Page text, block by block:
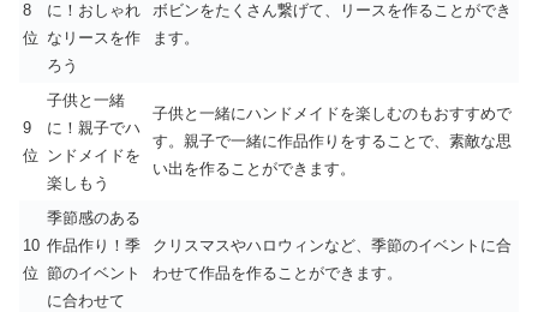
8
位
に！おしゃれ
なリースを作
ろう
ボビンをたくさん繋げて、リースを作ることができ
ます。
9
位
子供と一緒
に！親子でハ
ンドメイドを
楽しもう
子供と一緒にハンドメイドを楽しむのもおすすめで
す。親子で一緒に作品作りをすることで、素敵な思
い出を作ることができます。
10
位
季節感のある
作品作り！季
節のイベント
に合わせて
クリスマスやハロウィンなど、季節のイベントに合
わせて作品を作ることができます。